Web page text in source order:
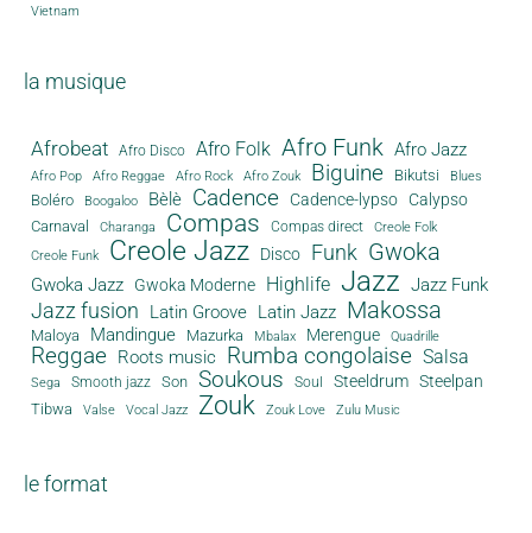
Vietnam
la musique
Afrobeat Afro Disco Afro Folk Afro Funk Afro Jazz
Afro Pop Afro Reggae Afro Rock Afro Zouk Biguine Bikutsi Blues
Boléro Boogaloo Bèlè Cadence Cadence-lypso Calypso
Carnaval Charanga Compas Compas direct
Creole Folk
Creole Funk
Creole Jazz Disco Funk Gwoka
Gwoka Jazz Gwoka Moderne Highlife Jazz Jazz Funk
Jazz fusion Latin Groove Latin Jazz Makossa
Maloya Mandingue Mazurka Mbalax Merengue Quadrille
Reggae Roots music Rumba congolaise Salsa
Sega Smooth jazz Son Soukous Soul Steeldrum Steelpan
Tibwa Valse Vocal Jazz Zouk Zouk Love Zulu Music
le format